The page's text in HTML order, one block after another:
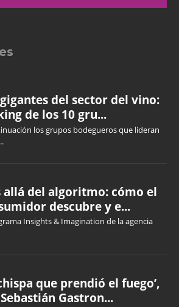
del sector del vino:
de los 10 gru...
los grupos bodegueros que lideran
allá del algoritmo: cómo el
descubre y e...
Insights & Imagination de la agencia
que prendió el fuego’,
Gastron...